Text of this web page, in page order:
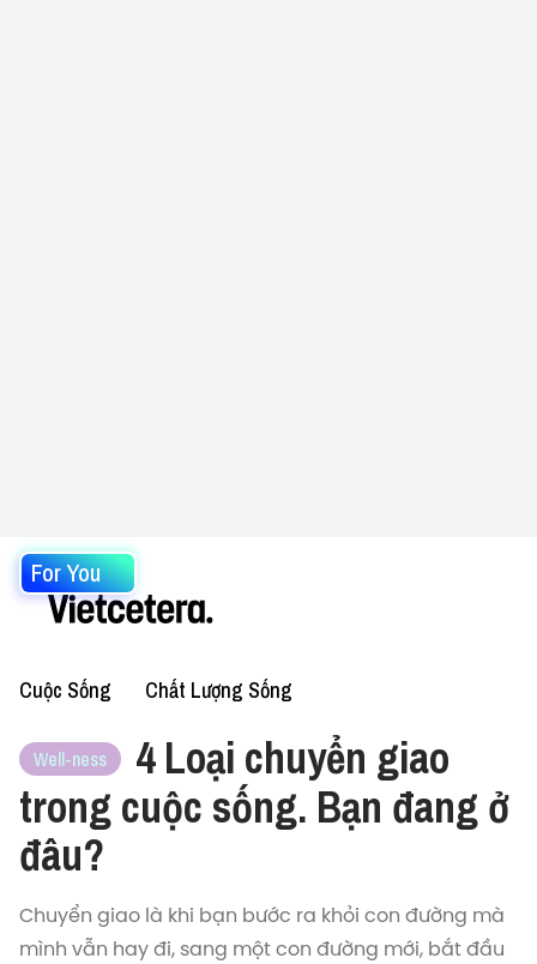
For You
Cuộc Sống Chất Lượng Sống
Well-ness
4 Loại chuyển giao
trong cuộc sống. Bạn đang ở
đâu?
Chuyển giao là khi bạn bước ra khỏi con đường mà
mình vẫn hay đi, sang một con đường mới, bắt đầu